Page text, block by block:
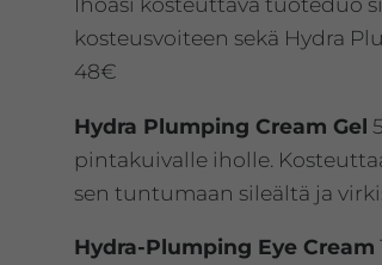
kosteusvoiteen sekä Hydra
48€
Hydra Plumping Cream Gel
pintakuivalle iholle.
sen tuntumaan sileältä ja
Hydra-Plumping Eye Cream